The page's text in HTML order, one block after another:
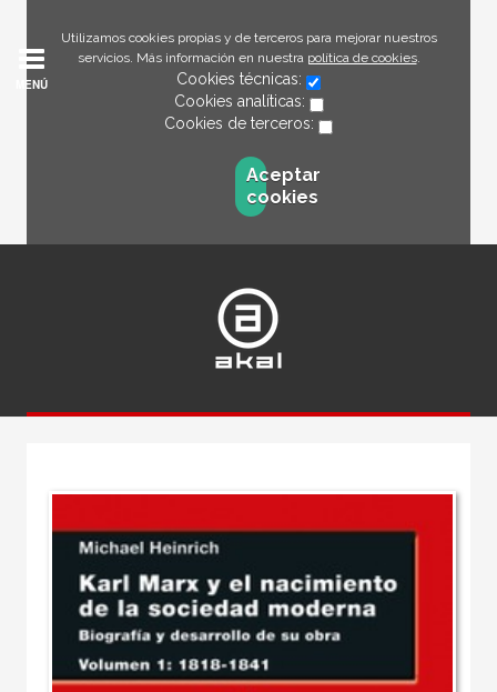
Utilizamos cookies propias y de terceros para mejorar nuestros
servicios. Más información en nuestra política de cookies.
Cookies técnicas:
Cookies analíticas:
Cookies de terceros:
Aceptar
cookies
MENÚ